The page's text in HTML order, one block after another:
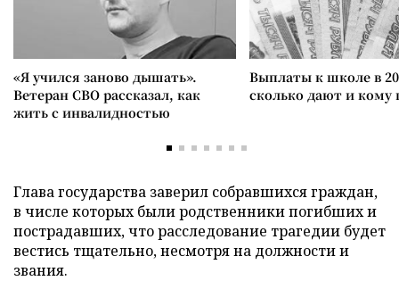
«Я учился заново дышать».
Ветеран СВО рассказал, как
жить с инвалидностью
Выплаты к школе в
сколько дают и
Глава государства заверил собравшихся граждан,
в числе которых были родственники погибших и
пострадавших, что расследование трагедии будет
вестись тщательно, несмотря на должности и
звания.